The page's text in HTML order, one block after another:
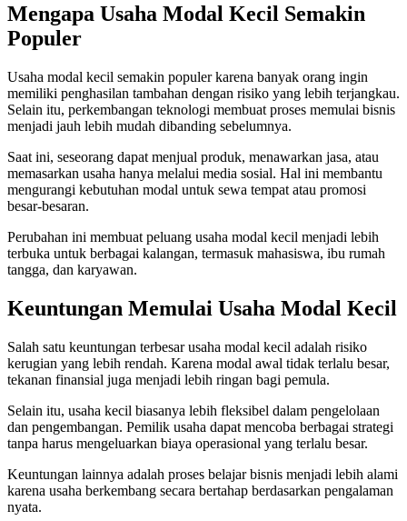
Mengapa Usaha Modal Kecil Semakin
Populer
Usaha modal kecil semakin populer karena banyak orang ingin
memiliki penghasilan tambahan dengan risiko yang lebih terjangkau.
Selain itu, perkembangan teknologi membuat proses memulai bisnis
menjadi jauh lebih mudah dibanding sebelumnya.
Saat ini, seseorang dapat menjual produk, menawarkan jasa, atau
memasarkan usaha hanya melalui media sosial. Hal ini membantu
mengurangi kebutuhan modal untuk sewa tempat atau promosi
besar-besaran.
Perubahan ini membuat peluang usaha modal kecil menjadi lebih
terbuka untuk berbagai kalangan, termasuk mahasiswa, ibu rumah
tangga, dan karyawan.
Keuntungan Memulai Usaha Modal Kecil
Salah satu keuntungan terbesar usaha modal kecil adalah risiko
kerugian yang lebih rendah. Karena modal awal tidak terlalu besar,
tekanan finansial juga menjadi lebih ringan bagi pemula.
Selain itu, usaha kecil biasanya lebih fleksibel dalam pengelolaan
dan pengembangan. Pemilik usaha dapat mencoba berbagai strategi
tanpa harus mengeluarkan biaya operasional yang terlalu besar.
Keuntungan lainnya adalah proses belajar bisnis menjadi lebih alami
karena usaha berkembang secara bertahap berdasarkan pengalaman
nyata.